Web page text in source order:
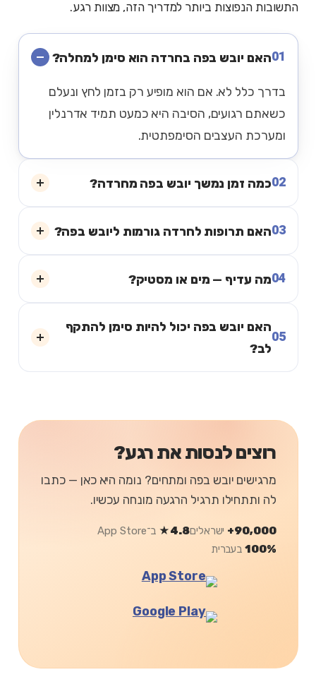
התשובות הנפוצות ביותר למדריך הזה, מצוות רגע.
01האם יובש בפה בחרדה הוא סימן למחלה?
בדרך כלל לא. אם הוא מופיע רק בזמן לחץ ונעלם
כשאתם רגועים, הסיבה היא כמעט תמיד אדרנלין
ומערכת העצבים הסימפתטית.
02כמה זמן נמשך יובש בפה מחרדה?
03האם תרופות לחרדה גורמות ליובש בפה?
04מה עדיף — מים או מסטיק?
05
האם יובש בפה יכול להיות סימן להתקף
לב?
רוצים לנסות את רגע?
מרגישים יובש בפה ומתחים? נומה היא כאן — כתבו
לה ותתחילו תרגיל הרגעה מונחה עכשיו.
90,000+ ישראלים4.8★
ב־App Store
100%בעברית